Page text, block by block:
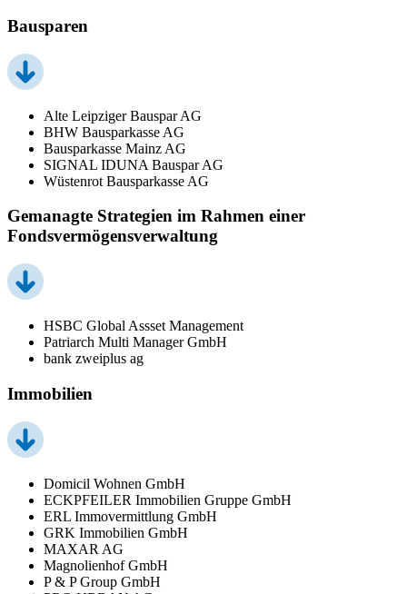
Bausparen
Alte Leipziger Bauspar AG
BHW Bausparkasse AG
Bausparkasse Mainz AG
SIGNAL IDUNA Bauspar AG
Wüstenrot Bausparkasse AG
Gemanagte Strategien im Rahmen einer
Fondsvermögensverwaltung
HSBC Global Assset Management
Patriarch Multi Manager GmbH
bank zweiplus ag
Immobilien
Domicil Wohnen GmbH
ECKPFEILER Immobilien Gruppe GmbH
ERL Immovermittlung GmbH
GRK Immobilien GmbH
MAXAR AG
Magnolienhof GmbH
P & P Group GmbH